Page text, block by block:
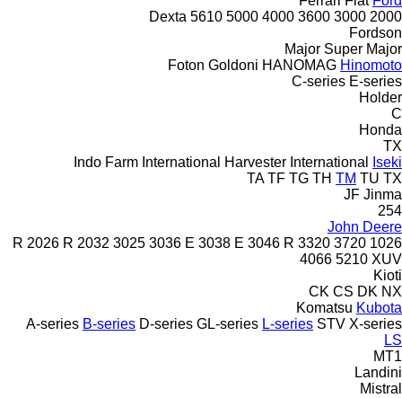
2000
3000
3600
4000
5000
5610
Dexta
Fordson
Major Super Major
Foton Goldoni HANOMAG Hinomoto
C-series E-series
Holder
C
Honda
TX
Indo Farm International Harvester International
Iseki
TA TF TG TH TM TU TX
JF Jinma
254
John Deere
1026 R
2026 R 2032 3025 3036 E 3038 E 3046 R 3320 3720
4066 5210 XUV
Kioti
CK CS DK NX
Komatsu Kubota
A-series B-series D-series GL-series L-series STV X-series
LS
MT1
Landini
Mistral